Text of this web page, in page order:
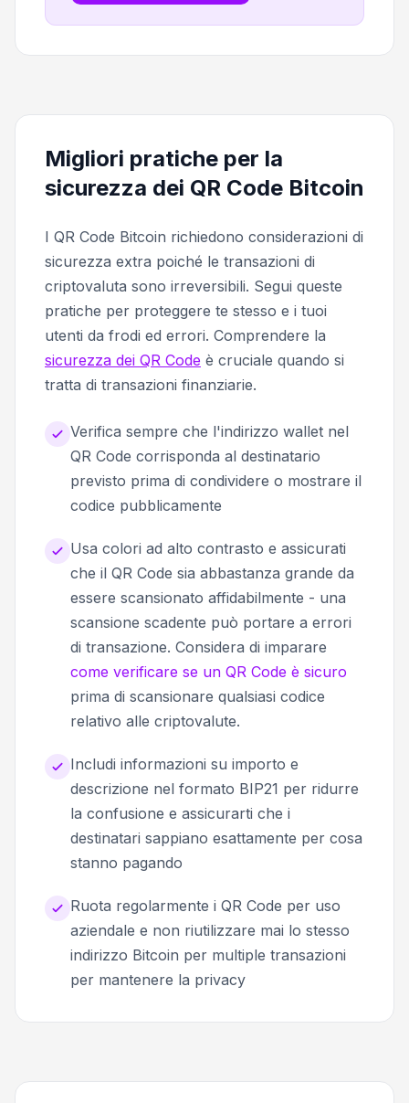
Migliori pratiche per la
sicurezza dei QR Code Bitcoin
I QR Code Bitcoin richiedono considerazioni di
sicurezza extra poiché le transazioni di
criptovaluta sono irreversibili. Segui queste
pratiche per proteggere te stesso e i tuoi
utenti da frodi ed errori. Comprendere la
sicurezza dei QR Code è cruciale quando si
tratta di transazioni finanziarie.
Verifica sempre che l'indirizzo wallet nel
QR Code corrisponda al destinatario
previsto prima di condividere o mostrare il
codice pubblicamente
Usa colori ad alto contrasto e assicurati
che il QR Code sia abbastanza grande da
essere scansionato affidabilmente - una
scansione scadente può portare a errori
di transazione. Considera di imparare
come verificare se un QR Code è sicuro
prima di scansionare qualsiasi codice
relativo alle criptovalute.
Includi informazioni su importo e
descrizione nel formato BIP21 per ridurre
la confusione e assicurarti che i
destinatari sappiano esattamente per cosa
stanno pagando
Ruota regolarmente i QR Code per uso
aziendale e non riutilizzare mai lo stesso
indirizzo Bitcoin per multiple transazioni
per mantenere la privacy